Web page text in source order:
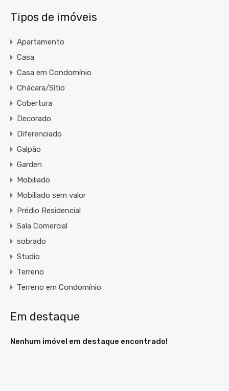
Tipos de imóveis
Apartamento
Casa
Casa em Condomínio
Chácara/Sítio
Cobertura
Decorado
Diferenciado
Galpão
Garden
Mobiliado
Mobiliado sem valor
Prédio Residencial
Sala Comercial
sobrado
Studio
Terreno
Terreno em Condomínio
Em destaque
Nenhum imóvel em destaque encontrado!